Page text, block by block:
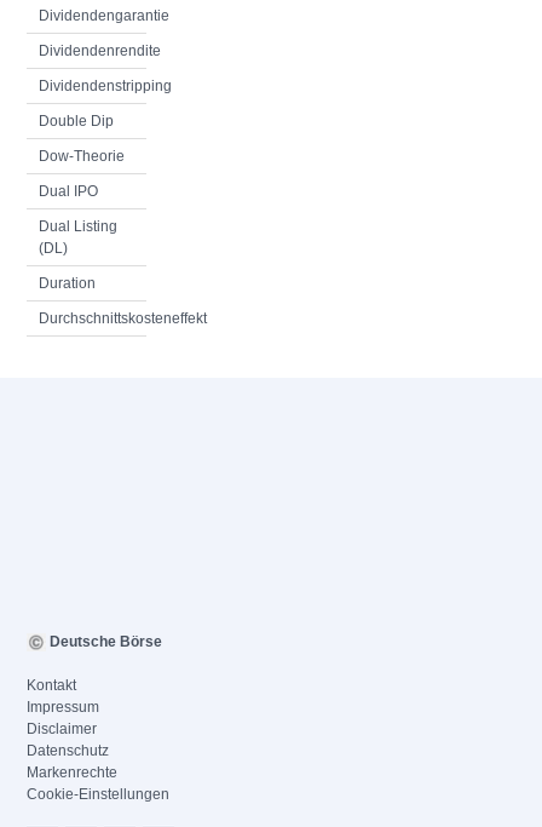
Dividendengarantie
Dividendenrendite
Dividendenstripping
Double Dip
Dow-Theorie
Dual IPO
Dual Listing
(DL)
Duration
Durchschnittskosteneffekt
Deutsche Börse
Kontakt
Impressum
Disclaimer
Datenschutz
Markenrechte
Cookie-Einstellungen